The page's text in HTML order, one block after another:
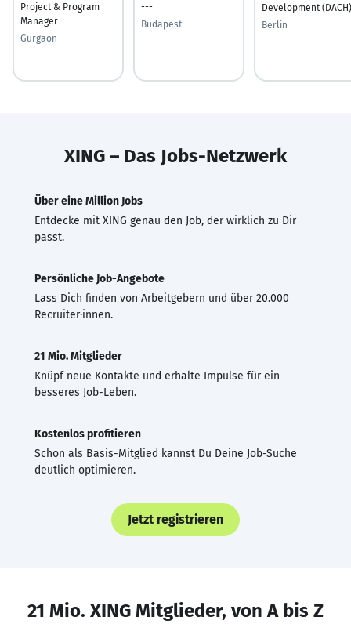
Project & Program
Manager
Gurgaon
---
Budapest
Development (DACH)
Berlin
XING – Das Jobs-Netzwerk
Über eine Million Jobs
Entdecke mit XING genau den Job, der wirklich zu Dir
passt.
Persönliche Job-Angebote
Lass Dich finden von Arbeitgebern und über 20.000
Recruiter·innen.
21 Mio. Mitglieder
Knüpf neue Kontakte und erhalte Impulse für ein
besseres Job-Leben.
Kostenlos profitieren
Schon als Basis-Mitglied kannst Du Deine Job-Suche
deutlich optimieren.
Jetzt registrieren
21 Mio. XING Mitglieder, von A bis Z